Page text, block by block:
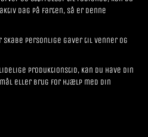
dag på farten, så er denne
personlige gaver til venner og
produktionstid, kan du have din
eller brug for hjælp med din